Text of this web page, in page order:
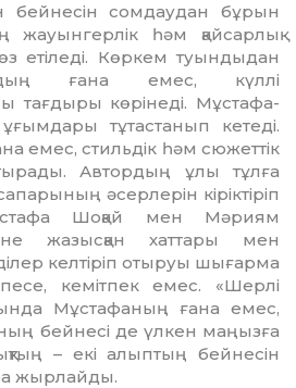
бейнесін сомдаудан бұрын
жауынгерлік һәм қайсарлық
етіледі. Көркем туындыдан
ғана емес, күллі
тағдыры көрінеді. Мұстафа-
ұғымдары тұтастанып кетеді.
емес, стильдік һәм сюжеттік
Автордың ұлы тұлға
әсерлерін кіріктіріп
Шоқай мен Мәриям
жазысқан хаттары мен
келтіріп отыруы шығарма
кемітпек емес. «Шерлі
Мұс­тафаның ғана емес,
бейнесі де үлкен маңызға
– екі алыптың бейнесін
жырлайды.